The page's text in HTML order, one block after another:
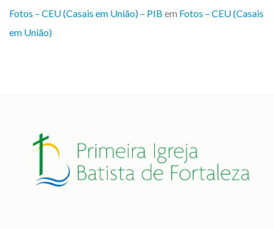
Fotos – CEU (Casais em União) – PIB em Fotos – CEU (Casais
em União)